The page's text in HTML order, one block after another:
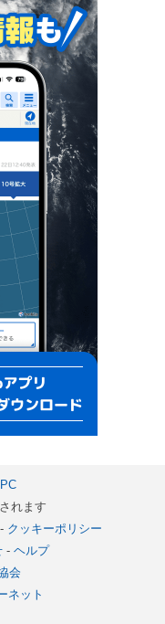
PC
れます
- クッキーポリシー
- ヘルプ
会
ネット